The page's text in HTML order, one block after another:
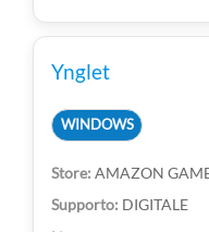
Ynglet
WINDOWS
AMAZON
DIGITALE